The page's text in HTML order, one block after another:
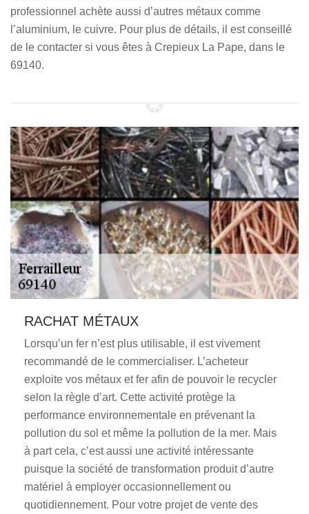
professionnel achète aussi d’autres métaux comme
l’aluminium, le cuivre. Pour plus de détails, il est conseillé
de le contacter si vous êtes à Crepieux La Pape, dans le
69140.
RACHAT MÉTAUX
Lorsqu’un fer n’est plus utilisable, il est vivement
recommandé de le commercialiser. L’acheteur
exploite vos métaux et fer afin de pouvoir le recycler
selon la règle d’art. Cette activité protège la
performance environnementale en prévenant la
pollution du sol et même la pollution de la mer. Mais
à part cela, c’est aussi une activité intéressante
puisque la société de transformation produit d’autre
matériel à employer occasionnellement ou
quotidiennement. Pour votre projet de vente des